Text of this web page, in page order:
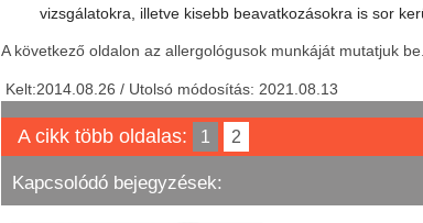
vizsgálatokra, illetve kisebb beavatkozásokra is sor
A következő oldalon az allergológusok munkáját mutatjuk be.
Kelt:2014.08.26 / Utolsó módosítás: 2021.08.13
A cikk több oldalas: 1 2
Kapcsolódó bejegyzések: